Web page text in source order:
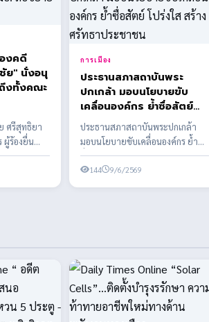
งคดี
ย" นั่งอนุ
งทั้งคณะ
ศรีสุทธิยา
ผู้ร้องยื่น
ชน พร้อมเต
การเมือง
ประธานสภาสถาบันพระ
ปกเกล้า มอบนโยบายขับ
เคลื่อนองค์กร ย้ำซื่อสัตย์
โปร่งใส สร้างศรัทธา
ประชาชน
ประธานสภาสถาบันพระปกเกล้า
มอบนโยบายขับเคลื่อนองค์กร ย้ำ
ซื่อสัตย์ โปร่งใส สร้างศรัทธา
ประชาชน
144 9/6/2569